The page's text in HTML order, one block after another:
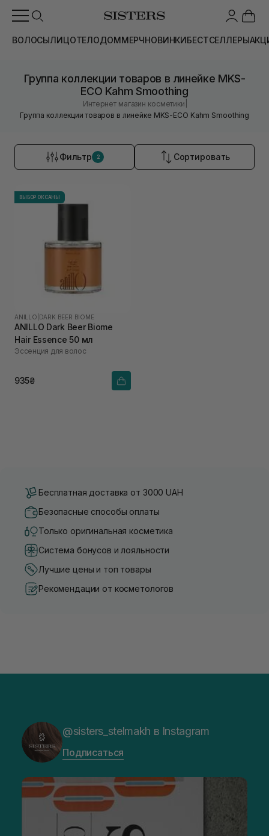
ВОЛОСЫЛИЦОТЕЛОДОММЕРЧНОВИНКИБЕСТСЕЛЛЕРЫ
Группа коллекции товаров в линейке MKS-
ECO Kahm Smoothing
Интернет магазин косметики
Группа коллекции товаров в линейке MKS-ECO Kahm Smoothing
Фильтр 2 Сортировать
ВЫБОР ОКСАНЫ
ANILLO DARK BEER BIOME
ANILLO Dark Beer Biome
Hair Essence 50 мл
Эссенция для волос
935₴
Бесплатная доставка от 3000 UAH
Безопасные способы оплаты
Только оригинальная косметика
Система бонусов и лояльности
Лучшие цены и топ товары
Рекомендации от косметологов
@sisters_stelmakh в Instagram
Подписаться